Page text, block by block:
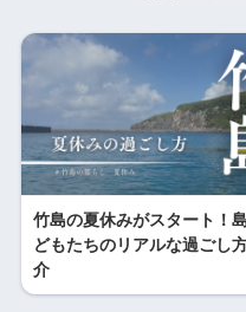
竹島の夏休みがスタート！
どもたちのリアルな過ごし
介